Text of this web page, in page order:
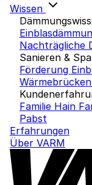
Wissen
Nachträgliche
Sanieren &
Förderung
Familie Hain
Pabst
Erfahrungen
Über VARM